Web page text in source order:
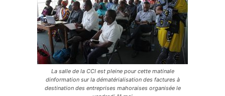
La salle de la CCI est pleine pour cette matinale
dinformation sur la dématérialisation des factures à
destination des entreprises mahoraises organisée le